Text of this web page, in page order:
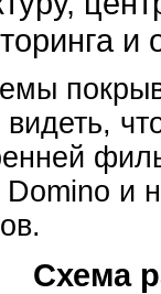
и
видеть,
Domino и
Схема